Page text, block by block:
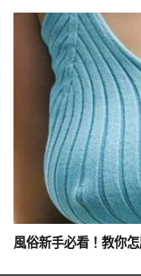
風俗新手必看！教你